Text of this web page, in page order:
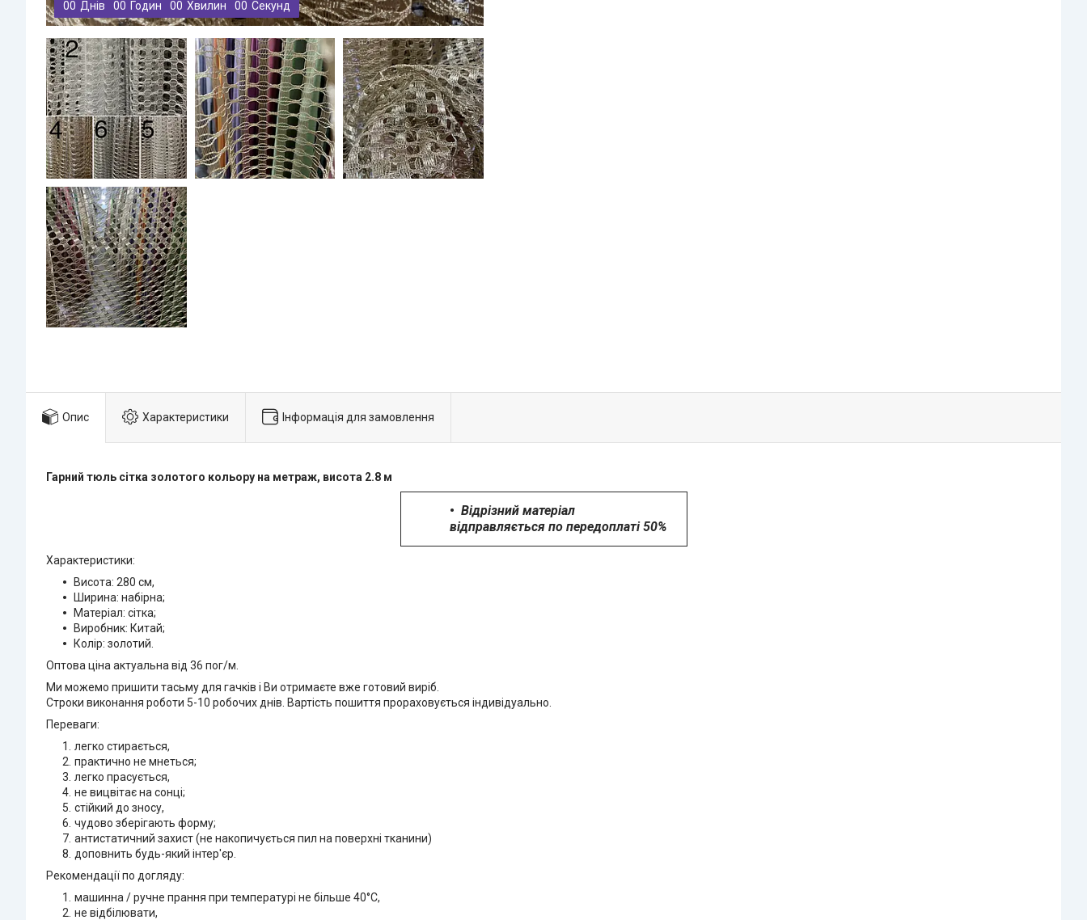
00 Днів 00 Годин 00 Хвилин 00 Секунд
Опис Характеристики Інформація для замовлення
Гарний тюль сітка золотого кольору на метраж, висота 2.8 м
Відрізний матеріал
відправляється по передоплаті 50%
Характеристики:
Висота: 280 см,
Ширина: набірна;
Матеріал: сітка;
Виробник: Китай;
Колір: золотий.
Оптова ціна актуальна від 36 пог/м.
Ми можемо пришити тасьму для гачків і Ви отримаєте вже готовий виріб.
Строки виконання роботи 5-10 робочих днів. Вартість пошиття прораховується індивідуально.
Переваги:
легко стирається,
практично не мнеться;
легко прасується,
не вицвітає на сонці;
стійкий до зносу,
чудово зберігають форму;
антистатичний захист (не накопичується пил на поверхні тканини)
доповнить будь-який інтер'єр.
Рекомендації по догляду:
машинна / ручне прання при температурі не більше 40°C,
не відбілювати,